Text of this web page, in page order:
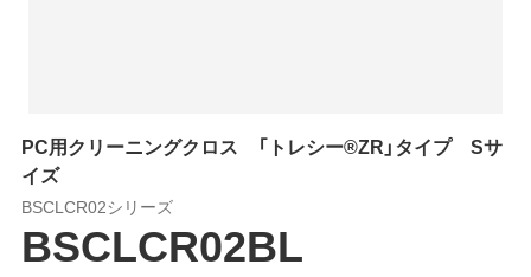
PC用クリーニングクロス 「トレシー®ZR」タイプ Sサ
イズ
BSCLCR02シリーズ
BSCLCR02BL